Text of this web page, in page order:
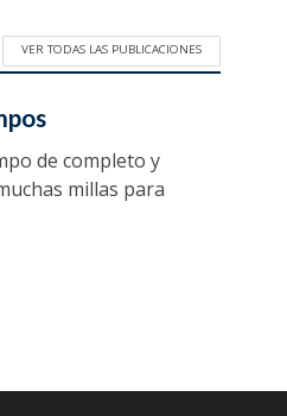
VER TODAS LAS PUBLICACIONES
de completo y
millas para